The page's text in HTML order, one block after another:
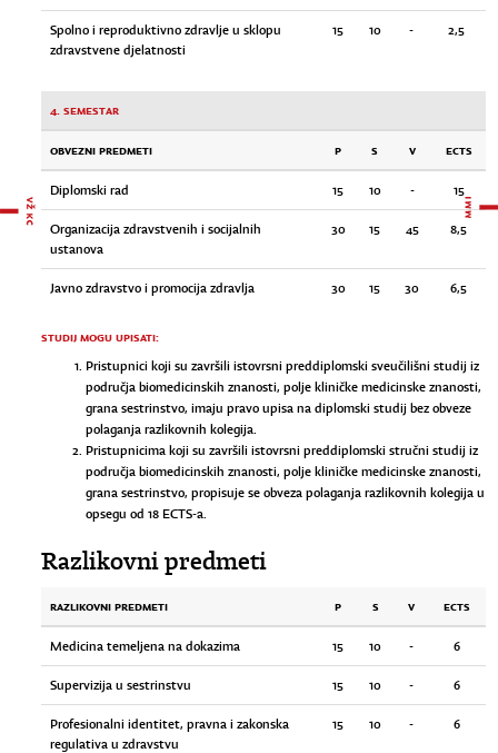
Spolno i reproduktivno zdravlje u sklopu
zdravstvene djelatnosti
15 10 - 2,5
4. semestar
OBVEZNI PREDMETI P S V ECTS
Diplomski rad 15 10 - 15
Organizacija zdravstvenih i socijalnih
ustanova
30 15 45 8,5
Javno zdravstvo i promocija zdravlja 30 15 30 6,5
STUDIJ MOGU UPISATI:
Pristupnici koji su završili istovrsni preddiplomski sveučilišni studij iz
područja biomedicinskih znanosti, polje kliničke medicinske znanosti,
grana sestrinstvo, imaju pravo upisa na diplomski studij bez obveze
polaganja razlikovnih kolegija.
Pristupnicima koji su završili istovrsni preddiplomski stručni studij iz
područja biomedicinskih znanosti, polje kliničke medicinske znanosti,
grana sestrinstvo, propisuje se obveza polaganja razlikovnih kolegija u
opsegu od 18 ECTS-a.
Razlikovni predmeti
RAZLIKOVNI PREDMETI P S V ECTS
Medicina temeljena na dokazima 15 10 - 6
Supervizija u sestrinstvu 15 10 - 6
Profesionalni identitet, pravna i zakonska
regulativa u zdravstvu
15 10 - 6